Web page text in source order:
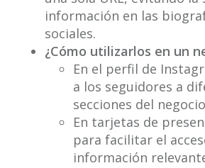
información en las
sociales.
¿Cómo utilizarlos en un
En el perfil de
a los seguidores a
secciones del
En tarjetas de
para facilitar el
información